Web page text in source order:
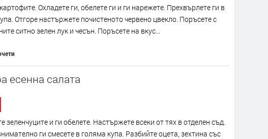
Охладете ги, обелете ги и ги нарежете. Прехвърлете ги в
Отгоре настържете почистеното червено цвекло. Поръсете с
ситно зелен лук и чесън. Поръсете на вкус...
есенна салата
зеленчуците и ги обелете. Настържете всеки от тях в отделен съд.
ги смесете в голяма купа. Разбийте оцета, зехтина със